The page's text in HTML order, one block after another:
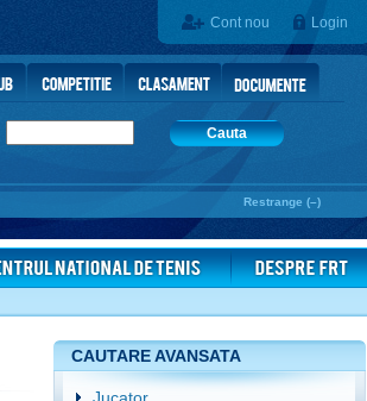
Cont nou Login
Cauta
Restrange (–)
CAUTARE AVANSATA